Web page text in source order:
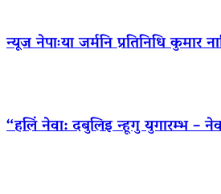
न्यूज नेपाःया जर्मनि प्रतिनिधि कुमार
“हलिं नेवा: दबुलिइ न्हूगु युगारम्भ –